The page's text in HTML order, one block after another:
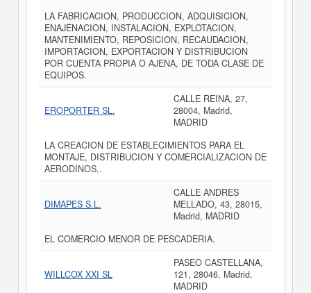
LA FABRICACION, PRODUCCION, ADQUISICION,
ENAJENACION, INSTALACION, EXPLOTACION,
MANTENIMIENTO, REPOSICION, RECAUDACION,
IMPORTACION, EXPORTACION Y DISTRIBUCION
POR CUENTA PROPIA O AJENA, DE TODA CLASE DE
EQUIPOS.
EROPORTER SL.
CALLE REINA, 27,
28004, Madrid,
MADRID
LA CREACION DE ESTABLECIMIENTOS PARA EL
MONTAJE, DISTRIBUCION Y COMERCIALIZACION DE
AERODINOS,.
DIMAPES S.L.
CALLE ANDRES
MELLADO, 43, 28015,
Madrid, MADRID
EL COMERCIO MENOR DE PESCADERIA.
WILLCOX XXI SL
PASEO CASTELLANA,
121, 28046, Madrid,
MADRID